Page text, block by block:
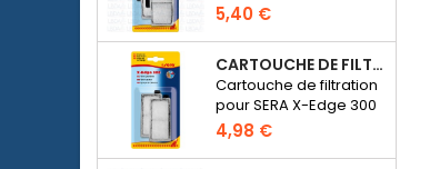
5,40 €
CARTOUCHE DE FILTRATION BLANCHE POUR SERA X-EDGE 300 - 2 PIÈCES
Cartouche de filtration
pour SERA X-Edge 300
4,98 €